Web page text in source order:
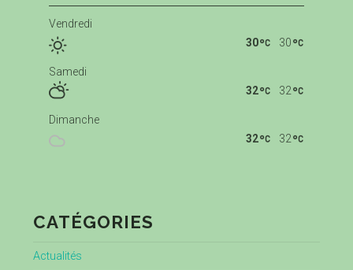
Vendredi
30
30
Samedi
32
32
Dimanche
32
32
CATÉGORIES
Actualités